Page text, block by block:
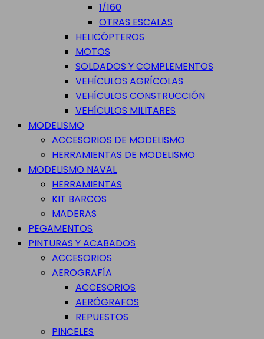
1/160
OTRAS ESCALAS
HELICÓPTEROS
MOTOS
SOLDADOS Y COMPLEMENTOS
VEHÍCULOS AGRÍCOLAS
VEHÍCULOS CONSTRUCCIÓN
VEHÍCULOS MILITARES
MODELISMO
ACCESORIOS DE MODELISMO
HERRAMIENTAS DE MODELISMO
MODELISMO NAVAL
HERRAMIENTAS
KIT BARCOS
MADERAS
PEGAMENTOS
PINTURAS Y ACABADOS
ACCESORIOS
AEROGRAFÍA
ACCESORIOS
AERÓGRAFOS
REPUESTOS
PINCELES